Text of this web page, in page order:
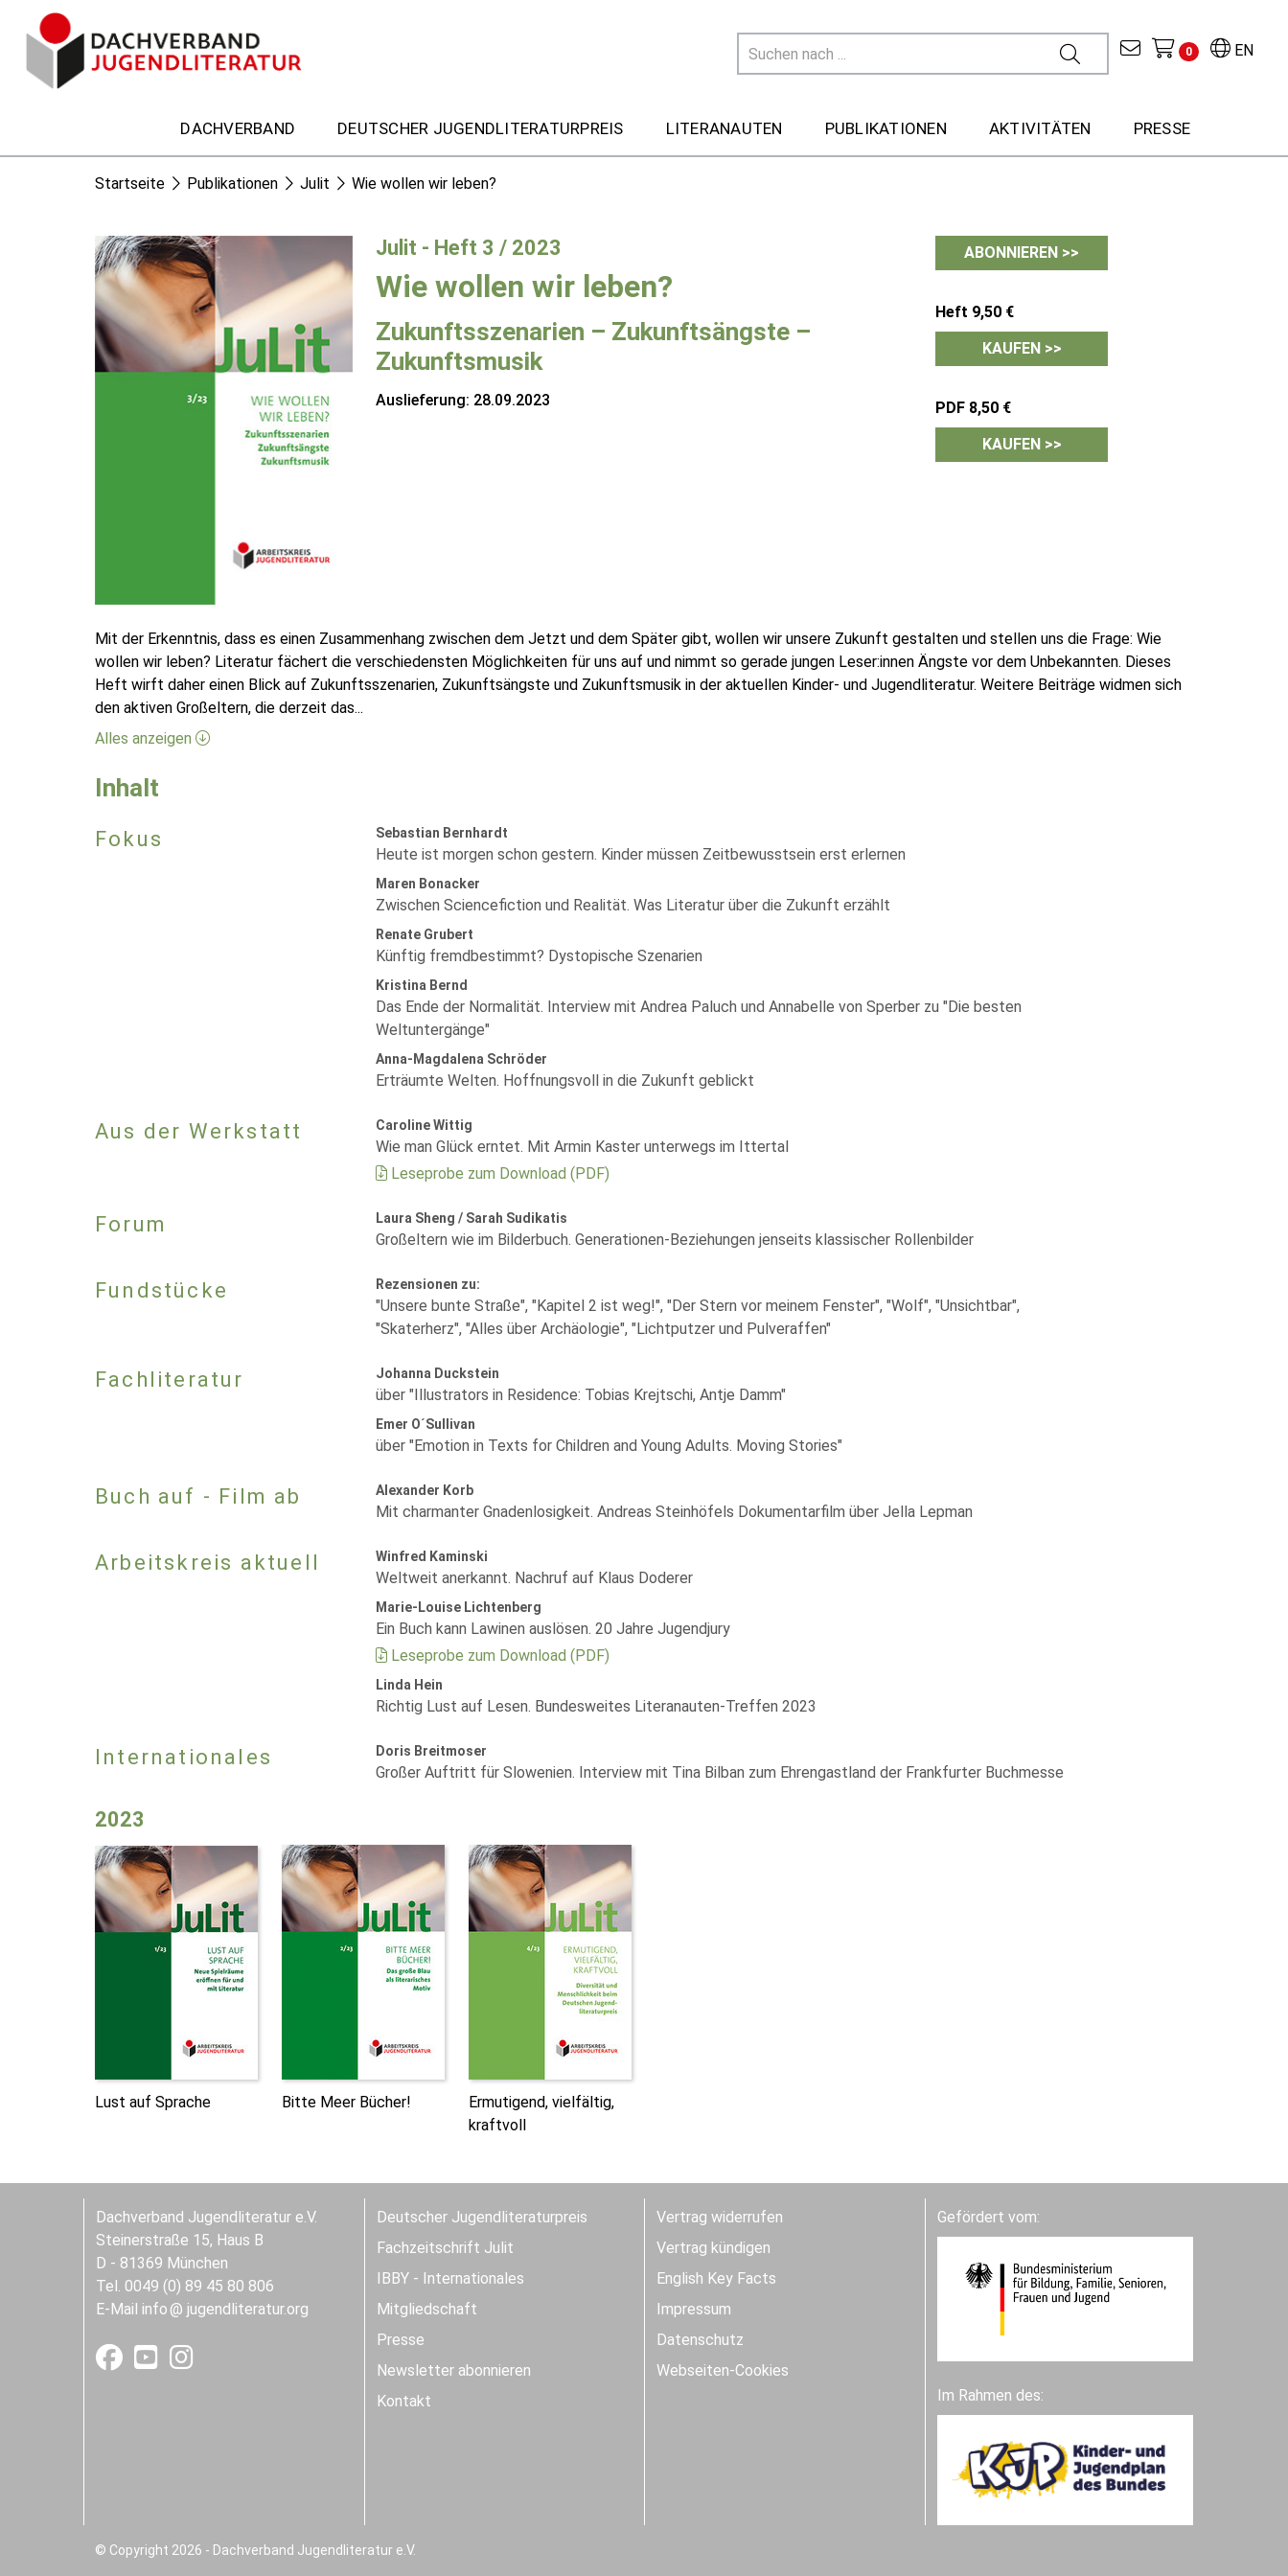
EN
0
DACHVERBAND DEUTSCHER JUGENDLITERATURPREIS LITERANAUTEN PUBLIKATIONEN AKTIVITÄTEN PRESSE
Startseite Publikationen Julit Wie wollen wir leben?
Julit - Heft 3 / 2023
Wie wollen wir leben?
Zukunftsszenarien – Zukunftsängste –
Zukunftsmusik
Auslieferung: 28.09.2023
ABONNIEREN >>
Heft 9,50 €
KAUFEN >>
PDF 8,50 €
KAUFEN >>
Mit der Erkenntnis, dass es einen Zusammenhang zwischen dem Jetzt und dem Später gibt, wollen wir unsere Zukunft gestalten und stellen uns die Frage: Wie
wollen wir leben? Literatur fächert die verschiedensten Möglichkeiten für uns auf und nimmt so gerade jungen Leser:innen Ängste vor dem Unbekannten. Dieses
Heft wirft daher einen Blick auf Zukunftsszenarien, Zukunftsängste und Zukunftsmusik in der aktuellen Kinder- und Jugendliteratur. Weitere Beiträge widmen sich
den aktiven Großeltern, die derzeit das...
Alles anzeigen
Inhalt
Fokus Sebastian Bernhardt
Heute ist morgen schon gestern. Kinder müssen Zeitbewusstsein erst erlernen
Maren Bonacker
Zwischen Sciencefiction und Realität. Was Literatur über die Zukunft erzählt
Renate Grubert
Künftig fremdbestimmt? Dystopische Szenarien
Kristina Bernd
Das Ende der Normalität. Interview mit Andrea Paluch und Annabelle von Sperber zu "Die besten
Weltuntergänge"
Anna-Magdalena Schröder
Erträumte Welten. Hoffnungsvoll in die Zukunft geblickt
Aus der Werkstatt Caroline Wittig
Wie man Glück erntet. Mit Armin Kaster unterwegs im Ittertal
Leseprobe zum Download (PDF)
Forum Laura Sheng / Sarah Sudikatis
Großeltern wie im Bilderbuch. Generationen-Beziehungen jenseits klassischer Rollenbilder
Fundstücke Rezensionen zu:
"Unsere bunte Straße", "Kapitel 2 ist weg!", "Der Stern vor meinem Fenster", "Wolf", "Unsichtbar",
"Skaterherz", "Alles über Archäologie", "Lichtputzer und Pulveraffen"
Fachliteratur Johanna Duckstein
über "Illustrators in Residence: Tobias Krejtschi, Antje Damm"
Emer O´Sullivan
über "Emotion in Texts for Children and Young Adults. Moving Stories"
Buch auf - Film ab Alexander Korb
Mit charmanter Gnadenlosigkeit. Andreas Steinhöfels Dokumentarfilm über Jella Lepman
Arbeitskreis aktuell Winfred Kaminski
Weltweit anerkannt. Nachruf auf Klaus Doderer
Marie-Louise Lichtenberg
Ein Buch kann Lawinen auslösen. 20 Jahre Jugendjury
Leseprobe zum Download (PDF)
Linda Hein
Richtig Lust auf Lesen. Bundesweites Literanauten-Treffen 2023
Internationales Doris Breitmoser
Großer Auftritt für Slowenien. Interview mit Tina Bilban zum Ehrengastland der Frankfurter Buchmesse
2023
Lust auf Sprache Bitte Meer Bücher!
Ermutigend, vielfältig,
kraftvoll
Dachverband Jugendliteratur e.V.
Steinerstraße 15, Haus B
D - 81369 München
Tel. 0049 (0) 89 45 80 806
E-Mail info jugendliteratur.org
Deutscher Jugendliteraturpreis
Fachzeitschrift Julit
IBBY - Internationales
Mitgliedschaft
Presse
Newsletter abonnieren
Kontakt
Vertrag widerrufen
Vertrag kündigen
English Key Facts
Impressum
Datenschutz
Webseiten-Cookies
Gefördert vom:
Im Rahmen des:
© Copyright 2026 - Dachverband Jugendliteratur e.V.